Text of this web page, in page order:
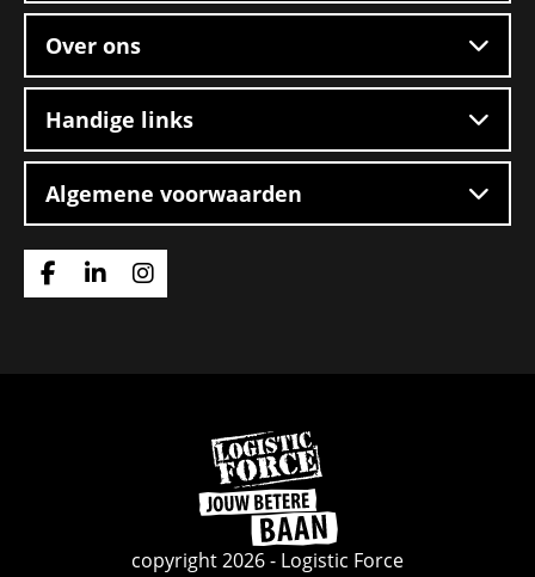
Over ons
Handige links
Algemene voorwaarden
Ga
Ga
Ga
Ga
naar
de
homepage
copyright 2026 - Logistic Force